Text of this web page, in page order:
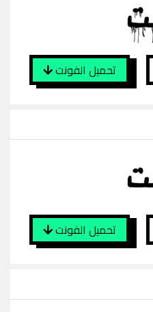
تحميل الفونت
تحميل الفونت